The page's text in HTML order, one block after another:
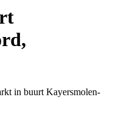
in buurt Kayersmolen-